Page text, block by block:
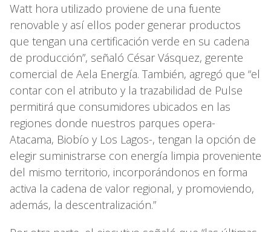
Watt hora utilizado proviene de una fuente
renovable y así ellos poder generar productos
que tengan una certificación verde en su cadena
de producción”, señaló César Vásquez, gerente
comercial de Aela Energía. También, agregó que “el
contar con el atributo y la trazabilidad de Pulse
permitirá que consumidores ubicados en las
regiones donde nuestros parques opera-
Atacama, Biobío y Los Lagos-, tengan la opción de
elegir suministrarse con energía limpia proveniente
del mismo territorio, incorporándonos en forma
activa la cadena de valor regional, y promoviendo,
además, la descentralización.”